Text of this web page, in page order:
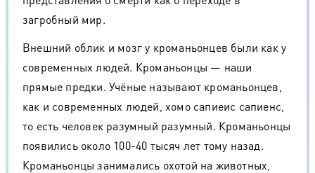
загробный мир.
Внешний облик и мозг у кроманьонцев были как у
современных людей. Кроманьонцы — наши
прямые предки. Учёные называют кроманьонцев,
как и современных людей, хомо сапиеис сапиенс,
то есть человек разумный разумный. Кроманьонцы
появились около 100-40 тысяч лет тому назад.
Кроманьонцы занимались охотой на животных,